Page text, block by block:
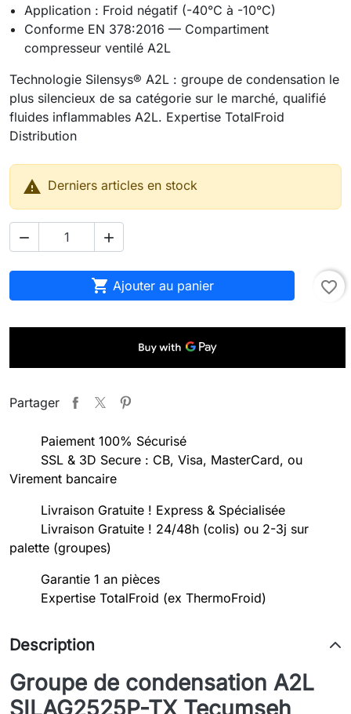
Application : Froid négatif (-40°C à -10°C)
Conforme EN 378:2016 — Compartiment
compresseur ventilé A2L
Technologie Silensys® A2L : groupe de condensation le
plus silencieux de sa catégorie sur le marché, qualifié
fluides inflammables A2L. Expertise TotalFroid
Distribution
 Derniers articles en stock
 
 Ajouter au panier favorite_border
Partager
Paiement 100% Sécurisé
SSL & 3D Secure : CB, Visa, MasterCard, ou
Virement bancaire
Livraison Gratuite ! Express & Spécialisée
Livraison Gratuite ! 24/48h (colis) ou 2-3j sur
palette (groupes)
Garantie 1 an pièces
Expertise TotalFroid (ex ThermoFroid)
Description
Groupe de condensation A2L
SILAG2525P-TX Tecumseh